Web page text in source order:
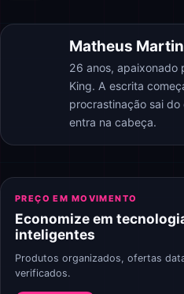
Matheus
26 anos, apaixonado
King. A escrita
procrastinação sai
entra na cabeça.
PREÇO EM MOVIMENTO
Economize em
inteligentes
Produtos organizados, ofertas
verificados.